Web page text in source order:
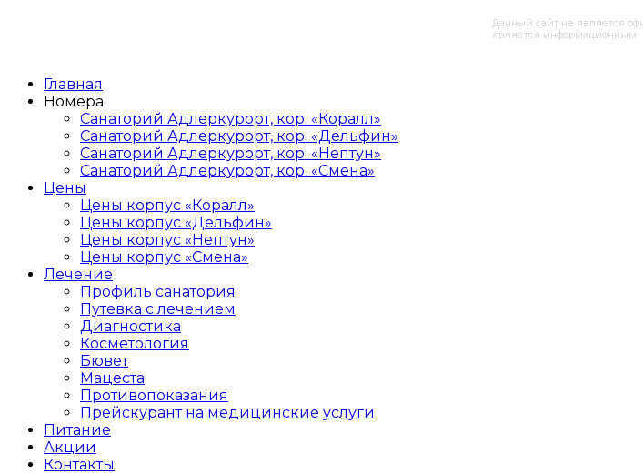
Данный сайт не является
является информационным
Главная
Номера
Санаторий Адлеркурорт, кор. «Коралл»
Санаторий Адлеркурорт, кор. «Дельфин»
Санаторий Адлеркурорт, кор. «Нептун»
Санаторий Адлеркурорт, кор. «Смена»
Цены
Цены корпус «Коралл»
Цены корпус «Дельфин»
Цены корпус «Нептун»
Цены корпус «Смена»
Лечение
Профиль санатория
Путевка с лечением
Диагностика
Косметология
Бювет
Мацеста
Противопоказания
Прейскурант на медицинские услуги
Питание
Акции
Контакты